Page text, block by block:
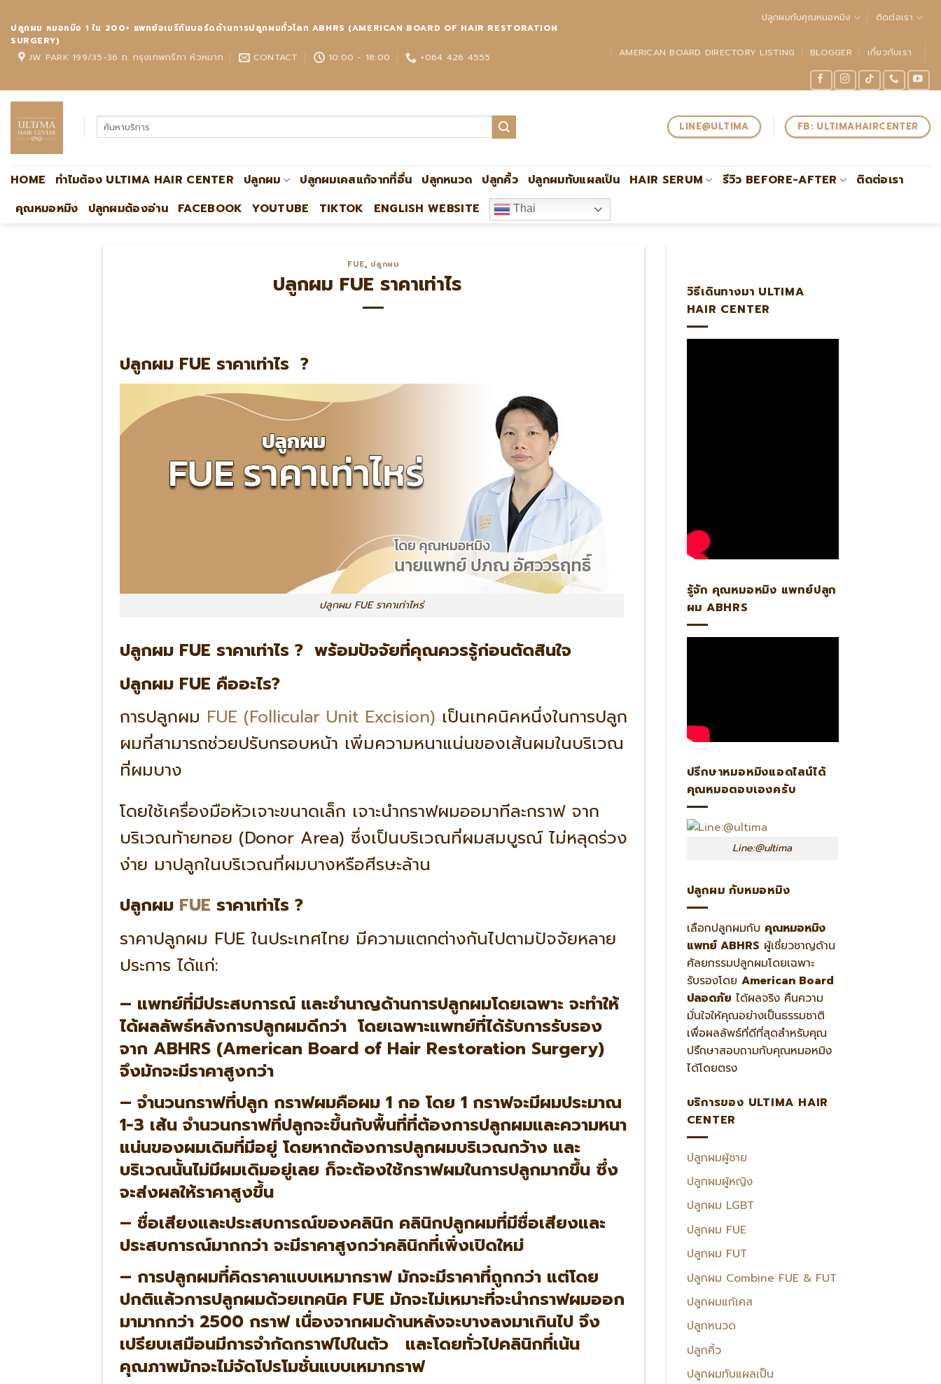
content
ปลูกผม หมอหมิง 1 ใน 200+ แพทย์อเมริกันบอร์ดด้านการปลูกผมทั่วโลก ABHRS (AMERICAN BOARD OF HAIR RESTORATION
SURGERY)
JW PARK 199/35-36 ถ. กรุงเทพกรีฑา หัวหมาก CONTACT 10:00 - 18:00 +064 426 4555
ปลูกผมกับคุณหมอหมิง ติดต่อเรา
AMERICAN BOARD DIRECTORY LISTING BLOGGER เกี่ยวกับเรา
LINE@ULTIMA FB: ULTIMAHAIRCENTER
HOME ทำไมต้อง ULTIMA HAIR CENTER ปลูกผม ปลูกผมเคสแก้จากที่อื่น ปลูกหนวด ปลูกคิ้ว ปลูกผมทับแผลเป็น HAIR SERUM รีวิว BEFORE-AFTER
ติดต่อเรา
คุณหมอหมิง
ปลูกผมต้องอ่าน FACEBOOK YOUTUBE TIKTOK ENGLISH WEBSITE Thai
FUE, ปลูกผม
ปลูกผม FUE ราคาเท่าไร
ปลูกผม FUE ราคาเท่าไร ?
ปลูกผม FUE ราคาเท่าไหร่
ปลูกผม FUE ราคาเท่าไร ? พร้อมปัจจัยที่คุณควรรู้ก่อนตัดสินใจ
ปลูกผม FUE คืออะไร?
การปลูกผม FUE (Follicular Unit Excision) เป็นเทคนิคหนึ่งในการปลูก
ผมที่สามารถช่วยปรับกรอบหน้า เพิ่มความหนาแน่นของเส้นผมในบริเวณ
ที่ผมบาง
โดยใช้เครื่องมือหัวเจาะขนาดเล็ก เจาะนำกราฟผมออมาทีละกราฟ จาก
บริเวณท้ายทอย (Donor Area) ซึ่งเป็นบริเวณที่ผมสมบูรณ์ ไม่หลุดร่วง
ง่าย มาปลูกในบริเวณที่ผมบางหรือศีรษะล้าน
ปลูกผม FUE ราคาเท่าไร ?
ราคาปลูกผม FUE ในประเทศไทย มีความแตกต่างกันไปตามปัจจัยหลาย
ประการ ได้แก่:
– แพทย์ที่มีประสบการณ์ และชำนาญด้านการปลูกผมโดยเฉพาะ จะทำให้
ได้ผลลัพธ์หลังการปลูกผมดีกว่า โดยเฉพาะแพทย์ที่ได้รับการรับรอง
จาก ABHRS (American Board of Hair Restoration Surgery)
จึงมักจะมีราคาสูงกว่า
– จำนวนกราฟที่ปลูก กราฟผมคือผม 1 กอ โดย 1 กราฟจะมีผมประมาณ
1-3 เส้น จำนวนกราฟที่ปลูกจะขึ้นกับพื้นที่ที่ต้องการปลูกผมและความหนา
แน่นของผมเดิมที่มีอยู่ โดยหากต้องการปลูกผมบริเวณกว้าง และ
บริเวณนั้นไม่มีผมเดิมอยู่เลย ก็จะต้องใช้กราฟผมในการปลูกมากขึ้น ซึ่ง
จะส่งผลให้ราคาสูงขึ้น
– ชื่อเสียงและประสบการณ์ของคลินิก คลินิกปลูกผมที่มีชื่อเสียงและ
ประสบการณ์มากกว่า จะมีราคาสูงกว่าคลินิกที่เพิ่งเปิดใหม่
– การปลูกผมที่คิดราคาแบบเหมากราฟมักจะมีราคาที่ถูกกว่า แต่โดย
ปกติแล้วการปลูกผมด้วยเทคนิค FUE มักจะไม่เหมาะที่จะนำกราฟผมออก
มามากกว่า 2500 กราฟ เนื่องจากผมด้านหลังจะบางลงมาเกินไป จึง
เปรียบเสมือนมีการจำกัดกราฟไปในตัว และโดยทั่วไปคลินิกที่เน้น
คุณภาพมักจะไม่จัดโปรโมชั่นแบบเหมากราฟ
วิธีเดินทางมา ULTIMA
HAIR CENTER
รู้จัก คุณหมอหมิง แพทย์ปลูก
ผม ABHRS
ปรึกษาหมอหมิงแอดไลน์ได้
คุณหมอตอบเองครับ
Line:@ultima
ปลูกผม กับหมอหมิง
เลือกปลูกผมกับ คุณหมอหมิง
แพทย์ ABHRS ผู้เชี่ยวชาญด้าน
ศัลยกรรมปลูกผมโดยเฉพาะ
รับรองโดย American Board
ปลอดภัย ได้ผลจริง คืนความ
มั่นใจให้คุณอย่างเป็นธรรมชาติ
เพื่อผลลัพธ์ที่ดีที่สุดสำหรับคุณ
ปรึกษาสอบถามกับคุณหมอหมิง
ได้โดยตรง
บริการของ ULTIMA HAIR
CENTER
ปลูกผมผู้ชาย
ปลูกผมผู้หญิง
ปลูกผม LGBT
ปลูกผม FUE
ปลูกผม FUT
ปลูกผม Combine FUE & FUT
ปลูกผมแก้เคส
ปลูกหนวด
ปลูกคิ้ว
ปลูกผมทับแผลเป็น